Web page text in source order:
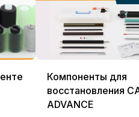
Компоненты для
восстановления
ADVANCE